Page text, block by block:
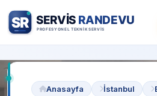
Anasayfa İstanbul